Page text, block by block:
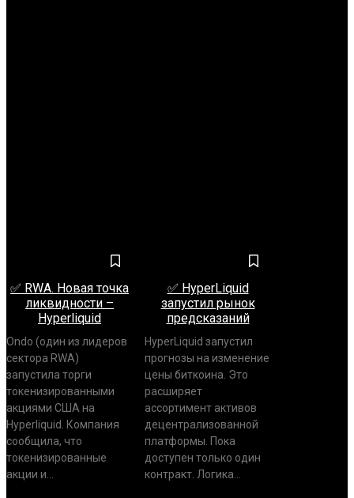
✅ RWA. Новая точка
ликвидности –
Hyperliquid
Ondo (один из лидеров
сектора RWA)
запустила торги
токенизированными
акциями США на
Hyperliquid. Компания
сообщила, что
токенизированные
акции и...
✅ HyperLiquid
запустил рынок
предсказаний
HyperLiquid запустил
прогнозы на изменение
цены биткоина. Это
расширяет
ассортимент активов
децентрализованной
платформы. Пока
доступен только один
контракт. Логика...